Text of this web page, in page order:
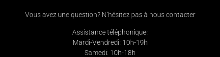
Vous avez une question? N’hésitez pas à nous contacter
Assistance téléphonique:
Mardi-Vendredi: 10h-19h
Samedi: 10h-18h